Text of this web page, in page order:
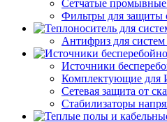
Сетчатые
Фильтры для защиты
Антифриз для
Источники
Комплектующие для
Сетевая защита от
Стабилизаторы